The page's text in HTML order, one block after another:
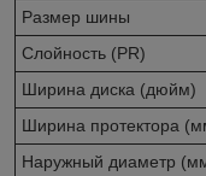
Размер шины
Слойность (PR)
Ширина диска (дюйм)
Ширина протектора
Наружный диаметр